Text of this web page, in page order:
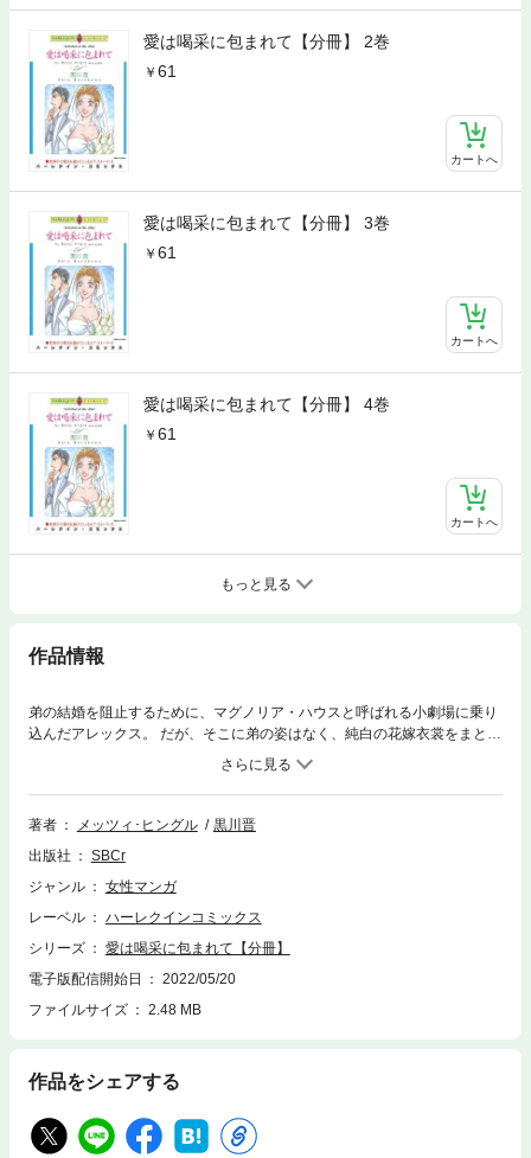
愛は喝采に包まれて【分冊】 2巻
61
カートへ
愛は喝采に包まれて【分冊】 3巻
61
カートへ
愛は喝采に包まれて【分冊】 4巻
61
カートへ
もっと見る
作品情報
弟の結婚を阻止するために、マグノリア・ハウスと呼ばれる小劇場に乗り
込んだアレックス。 だが、そこに弟の姿はなく、純白の花嫁衣裳をまとっ
たデジレだけがいた。彼女の美しさに一瞬心を奪われてしまったが、弟の
行先を聞き出すため、アレックスはデジレに詰め寄った。しかし、デジレ
に冷たく突き放されて・・・。
著者
メッツィ･ヒングル
黒川晋
出版社
SBCr
ジャンル
女性マンガ
レーベル
ハーレクインコミックス
シリーズ
愛は喝采に包まれて【分冊】
電子版配信開始日
2022/05/20
ファイルサイズ
2.48 MB
作品をシェアする